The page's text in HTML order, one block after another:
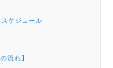
ケジュール
流れ】